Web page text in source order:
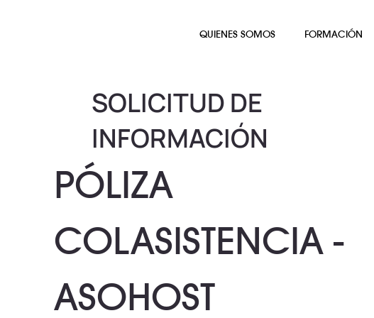
QUIENES SOMOS FORMACIÓN
SOLICITUD DE
INFORMACIÓN
PÓLIZA
COLASISTENCIA -
ASOHOST